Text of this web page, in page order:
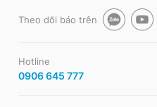
Theo dõi báo trên
Hotline
0906 645 777